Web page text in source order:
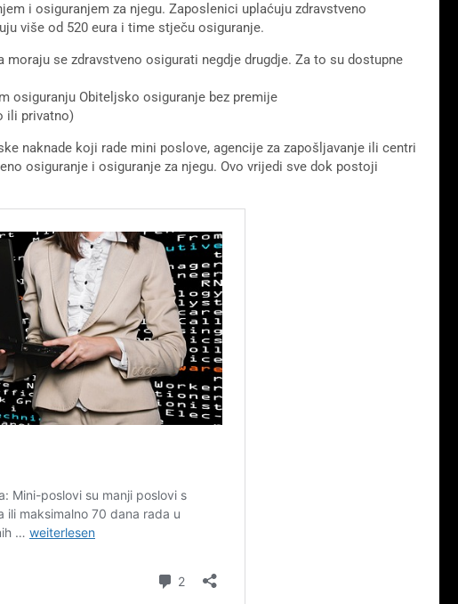
i osiguranjem za njegu. Zaposlenici uplaćuju zdravstveno
više od 520 eura i time stječu osiguranje.
se zdravstveno osigurati negdje drugdje. Za to su dostupne
osiguranju Obiteljsko osiguranje bez premije
ili privatno)
naknade koji rade mini poslove, agencije za zapošljavanje ili centri
osiguranje i osiguranje za njegu. Ovo vrijedi sve dok postoji